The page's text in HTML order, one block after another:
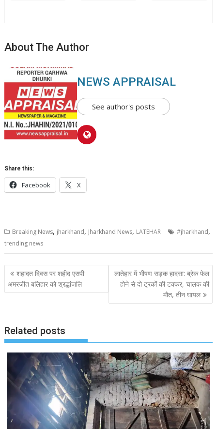
About The Author
NEWS APPRAISAL
See author's posts
Share this:
Facebook X
Breaking News, jharkhand, Jharkhand News, LATEHAR #jharkhand,
trending news
Post
navigation
शहादत दिवस पर शहीद एसपी
अमरजीत बलिहार को श्रद्धांजलि
लातेहार में भीषण सड़क हादसा: ब्रेक फेल
होने से दो ट्रकों की टक्कर, चालक की
मौत, तीन घायल
Related posts